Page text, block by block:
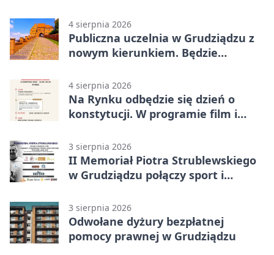
4 sierpnia 2026
Publiczna uczelnia w Grudziądzu z
nowym kierunkiem. Będzie
4 sierpnia 2026
Na Rynku odbędzie się dzień o
konstytucji. W programie film i
3 sierpnia 2026
II Memoriał Piotra Strublewskiego
w Grudziądzu połączy sport i
3 sierpnia 2026
Odwołane dyżury bezpłatnej
pomocy prawnej w Grudziądzu